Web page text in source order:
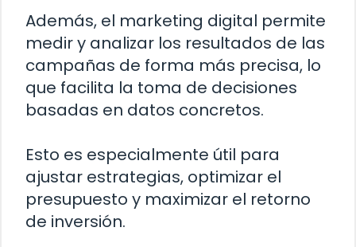
Además, el marketing digital permite
medir y analizar los resultados de las
campañas de forma más precisa, lo
que facilita la toma de decisiones
basadas en datos concretos.
Esto es especialmente útil para
ajustar estrategias, optimizar el
presupuesto y maximizar el retorno
de inversión.